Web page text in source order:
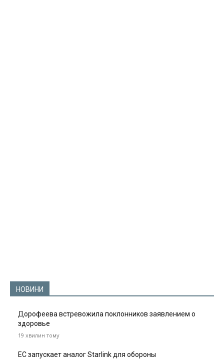
НОВИНИ
Дорофеева встревожила поклонников заявлением о
здоровье
19 хвилин тому
ЕС запускает аналог Starlink для обороны